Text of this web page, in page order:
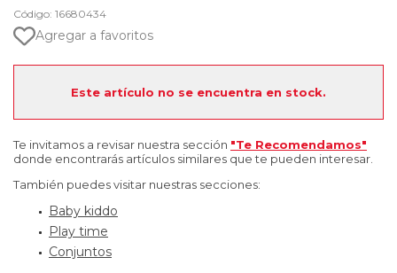
Código: 16680434
Agregar a favoritos
Este artículo no se encuentra en stock.
Te invitamos a revisar nuestra sección "Te Recomendamos"
donde encontrarás artículos similares que te pueden interesar.
También puedes visitar nuestras secciones:
Baby kiddo
Play time
Conjuntos